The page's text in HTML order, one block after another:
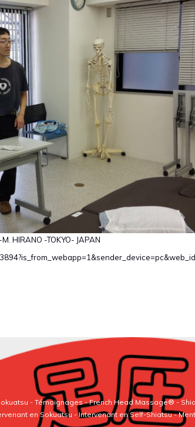
HIRANO -TOKYO- JAPAN
- Témoignages-French Head Massage®-
en Sokuatsu -Intervenant en Self-Shiatsu-